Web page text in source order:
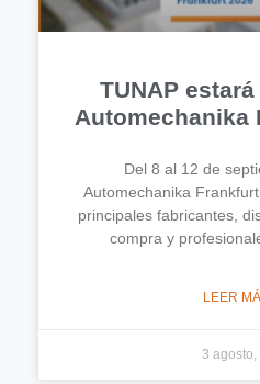
TUNAP
Automechanika
Del 8 al 12 de
Automechanika
principales fabricantes,
compra y
LEER
3 agosto,